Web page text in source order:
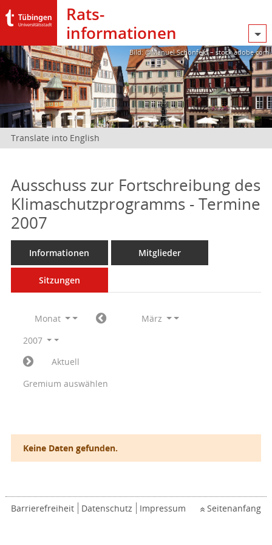
Rats­
informationen
Bild: @Manuel Schönfeld – stock.adobe.com
Translate into English
Ausschuss zur Fortschreibung des
Klimaschutzprogramms - Termine
2007
Informationen Mitglieder
Sitzungen
Monat
März
2007
Aktuell
Gremium auswählen
Keine Daten gefunden.
Barrierefreiheit Datenschutz Impressum Seitenanfang